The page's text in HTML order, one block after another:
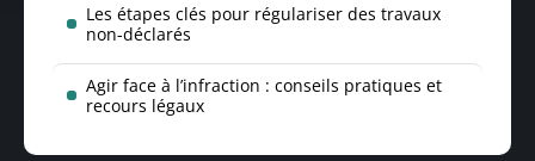
Les étapes clés pour régulariser des travaux
non-déclarés
Agir face à l’infraction : conseils pratiques et
recours légaux